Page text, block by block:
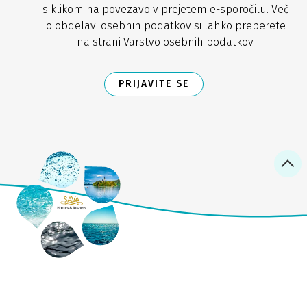
s klikom na povezavo v prejetem e-sporočilu. Več
o obdelavi osebnih podatkov si lahko preberete
na strani Varstvo osebnih podatkov.
PRIJAVITE SE